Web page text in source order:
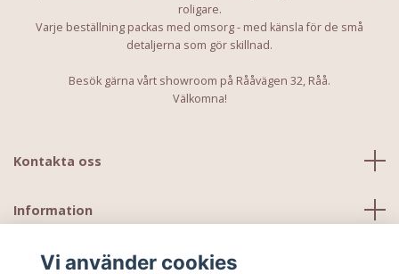
roligare.
Varje beställning packas med omsorg - med känsla för de små
detaljerna som gör skillnad.
Besök gärna vårt showroom på Rååvägen 32, Råå.
Välkomna!
Kontakta oss
Information
Vi använder cookies